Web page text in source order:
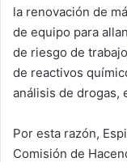
la renovación de
de equipo para
de riesgo de
de reactivos
análisis de drogas,
Por esta razón,
Comisión de